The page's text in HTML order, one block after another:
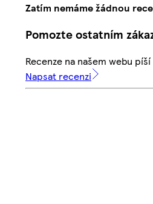
Zatím nemáme žádnou
Pomozte ostatním
Recenze na našem webu
Napsat recenzi